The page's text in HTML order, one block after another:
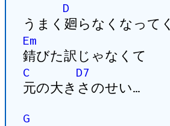
D
うまく廻らなくなってく
Em
錆びた訳じゃなくて
C
D7
元の大きさのせい…
G